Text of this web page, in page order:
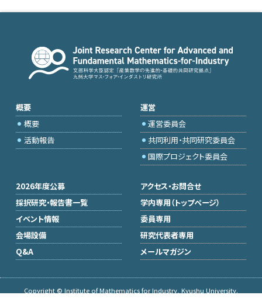
概要
概要
活動報告
運営
運営委員会
共同利用・共同研究委員会
国際プロジェクト委員会
2026年度公募
採択研究・報告書一覧
イベント情報
会場設備
Q&A
アクセス・お問合せ
学内専用（トップページ）
委員専用
研究代表者専用
メールマガジン
Copyright © Institute of Mathematics for Industry, Kyushu University.